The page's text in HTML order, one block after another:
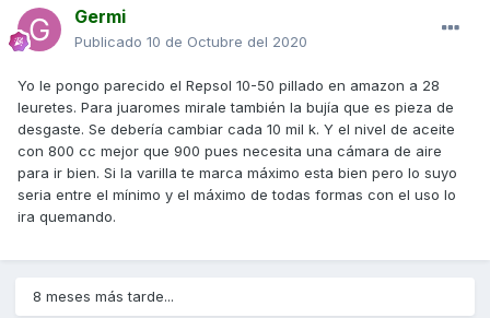
Germi
Publicado 10 de Octubre del 2020
Yo le pongo parecido el Repsol 10-50 pillado en amazon a 28
leuretes. Para juaromes mirale también la bujía que es pieza de
desgaste. Se debería cambiar cada 10 mil k. Y el nivel de aceite
con 800 cc mejor que 900 pues necesita una cámara de aire
para ir bien. Si la varilla te marca máximo esta bien pero lo suyo
seria entre el mínimo y el máximo de todas formas con el uso lo
ira quemando.
8 meses más tarde...